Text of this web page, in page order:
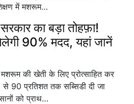
में मशरूम…
का बड़ा तोहफ़ा!
90% मदद, यहां जानें
मशरूम की खेती के लिए प्रोत्साहित कर
90 प्रतिशत तक सब्सिडी दी जा
को प्राथ…